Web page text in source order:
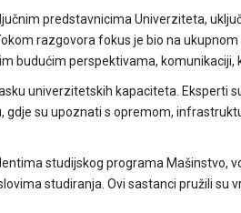
predstavnicima Univerziteta,
razgovora fokus je bio na
budućim perspektivama, komunikaciji,
univerzitetskih kapaciteta. Eksperti
su upoznati s opremom,
studijskog programa Mašinstvo,
studiranja. Ovi sastanci pružili